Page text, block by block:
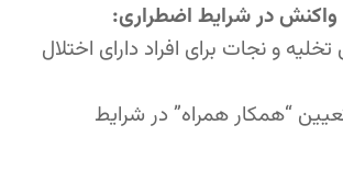
واکنش در شرایط اضطراری:
و نجات برای افراد دارای اختلال
“همکار همراه” در شرایط